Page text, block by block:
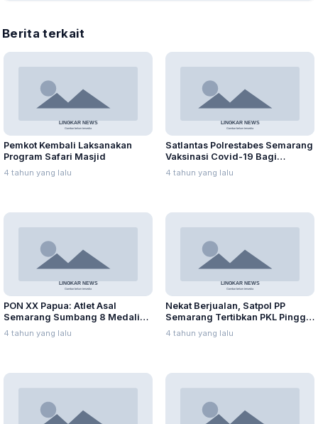
Berita terkait
Pemkot Kembali Laksanakan
Program Safari Masjid
4 tahun yang lalu
Satlantas Polrestabes Semarang
Vaksinasi Covid-19 Bagi
Pemohon SIM
4 tahun yang lalu
PON XX Papua: Atlet Asal
Semarang Sumbang 8 Medali
hingga Hari Ke-4
4 tahun yang lalu
Nekat Berjualan, Satpol PP
Semarang Tertibkan PKL Pinggir
Jalan Simongan
4 tahun yang lalu